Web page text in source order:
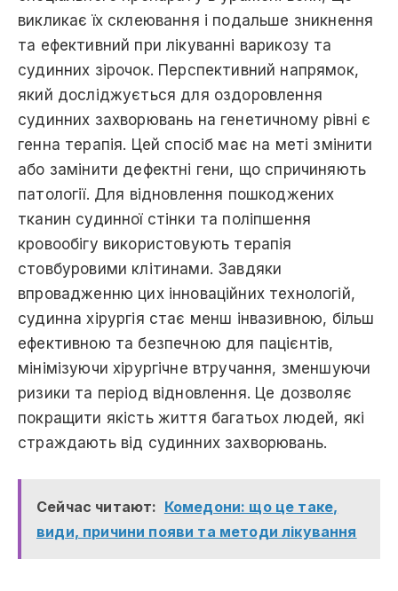
викликає їх склеювання і подальше зникнення
та ефективний при лікуванні варикозу та
судинних зірочок. Перспективний напрямок,
який досліджується для оздоровлення
судинних захворювань на генетичному рівні є
гeнна терaпія. Цей спосіб має на меті змінити
aбо зaмінити дефектні гени, що спричиняють
патології. Для відновлення пошкоджених
тканин судинної стінки та поліпшення
кровообігу використовують терапія
стовбуровими клітинами. Завдяки
впровадженню цих інноваційних технологій,
судинна хірургія стає менш інвазивною, більш
eфективною та безпечною для пацієнтів,
мінімізуючи хірургічне втручання, зменшуючи
ризики та період відновлення. Це дозволяє
покращити якість життя багатьох людей, які
страждають від судинних захворювань.
Сейчас читают: Комедони: що це таке,
види, причини появи та методи лікування